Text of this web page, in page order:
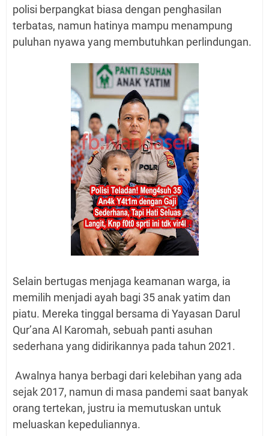
polisi berpangkat biasa dengan penghasilan
terbatas, namun hatinya mampu menampung
puluhan nyawa yang membutuhkan perlindungan.
Selain bertugas menjaga keamanan warga, ia
memilih menjadi ayah bagi 35 anak yatim dan
piatu. Mereka tinggal bersama di Yayasan Darul
Qur’ana Al Karomah, sebuah panti asuhan
sederhana yang didirikannya pada tahun 2021.
Awalnya hanya berbagi dari kelebihan yang ada
sejak 2017, namun di masa pandemi saat banyak
orang tertekan, justru ia memutuskan untuk
meluaskan kepeduliannya.